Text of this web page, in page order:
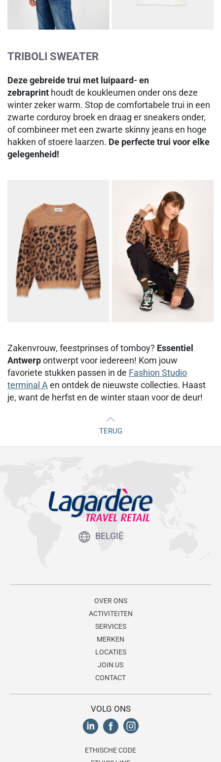
TRIBOLI SWEATER
Deze gebreide trui met luipaard- en
zebraprint houdt de koukleumen onder ons deze
winter zeker warm. Stop de comfortabele trui in een
zwarte corduroy broek en draag er sneakers onder,
of combineer met een zwarte skinny jeans en hoge
hakken of stoere laarzen. De perfecte trui voor elke
gelegenheid!
Zakenvrouw, feestprinses of tomboy? Essentiel
Antwerpontwerpt voor iedereen! Kom jouw
favoriete stukken passen in de Fashion Studio
terminal Aen ontdek de nieuwste collecties. Haast
je, want de herfst en de winter staan voor de deur!
TERUG
BELGIË
OVER ONS
ACTIVITEITEN
SERVICES
MERKEN
LOCATIES
JOIN US
CONTACT
VOLG ONS
ETHISCHE CODE